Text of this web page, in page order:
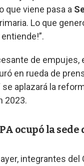
que viene pasa a
Lo que
de empujes,
en rueda de
se aplazará la
2023.
ocupó la sede
integrantes del